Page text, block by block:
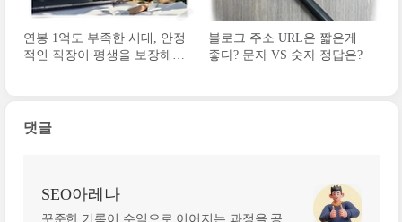
연봉 1억도 부족한 시대, 안정
적인 직장이 평생을 보장해주
블로그 주소 URL은 짧은게
좋다? 문자 VS 숫자 정답은?
댓글
SEO아레나
꾸준한 기록이 수익으로 이어지는 과정을 공